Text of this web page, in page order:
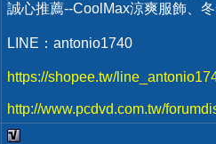
誠心推薦--CoolMax涼爽服飾、
LINE：antonio1740
https://shopee.tw/
http://www.pcdvd.com.tw/